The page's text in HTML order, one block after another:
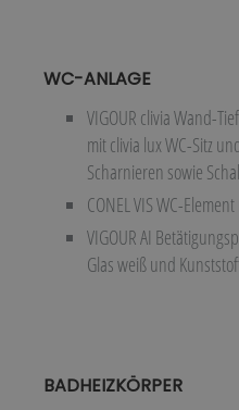
WC-ANLAGE
VIGOUR clivia Wand-
mit clivia lux WC-Sitz
Scharnieren sowie
CONEL VIS WC-
VIGOUR AI
Glas weiß und
BADHEIZKÖRPER